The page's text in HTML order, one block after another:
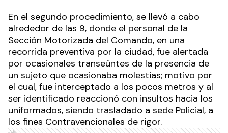
En el segundo procedimiento, se llevó a cabo
alrededor de las 9, donde el personal de la
Sección Motorizada del Comando, en una
recorrida preventiva por la ciudad, fue alertada
por ocasionales transeúntes de la presencia de
un sujeto que ocasionaba molestias; motivo por
el cual, fue interceptado a los pocos metros y al
ser identificado reaccionó con insultos hacia los
uniformados, siendo trasladado a sede Policial, a
los fines Contravencionales de rigor.
Ads